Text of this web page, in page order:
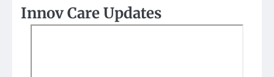
Innov Care Updates